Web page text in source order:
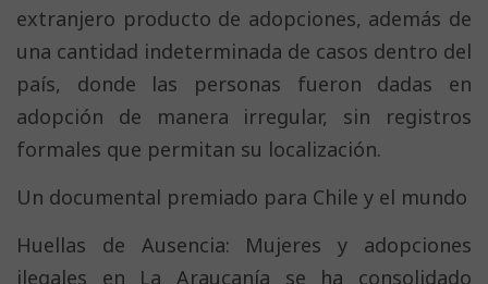
extranjero producto de adopciones, además de
una cantidad indeterminada de casos dentro del
país, donde las personas fueron dadas en
adopción de manera irregular, sin registros
formales que permitan su localización.
Un documental premiado para Chile y el mundo
Huellas de Ausencia: Mujeres y adopciones
ilegales en La Araucanía se ha consolidado